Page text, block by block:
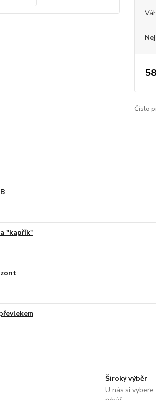
Číslo
"kapřík"
Široký výběr
U nás si vybere